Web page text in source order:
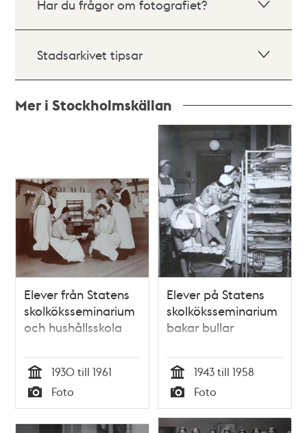
Har du frågor om fotografiet?
Stadsarkivet tipsar
Mer i Stockholmskällan
teman
Elever från Statens
skolköksseminarium
och hushållsskola
Tid
1930 till 1961
Typ
Foto
Elever på Statens
skolköksseminarium
bakar bullar
Tid
1943 till 1958
Typ
Foto